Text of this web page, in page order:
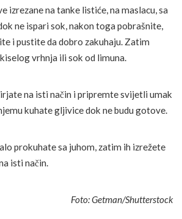
izrezane na tanke listiće, na maslacu, sa
ne ispari sok, nakon toga pobrašnite,
i pustite da dobro zakuhaju. Zatim
vrhnja ili sok od limuna.
na isti način i pripremte svijetli umak
kuhate gljivice dok ne budu gotove.
prokuhate sa juhom, zatim ih izrežete
isti način.
Foto: Getman/Shutterstock